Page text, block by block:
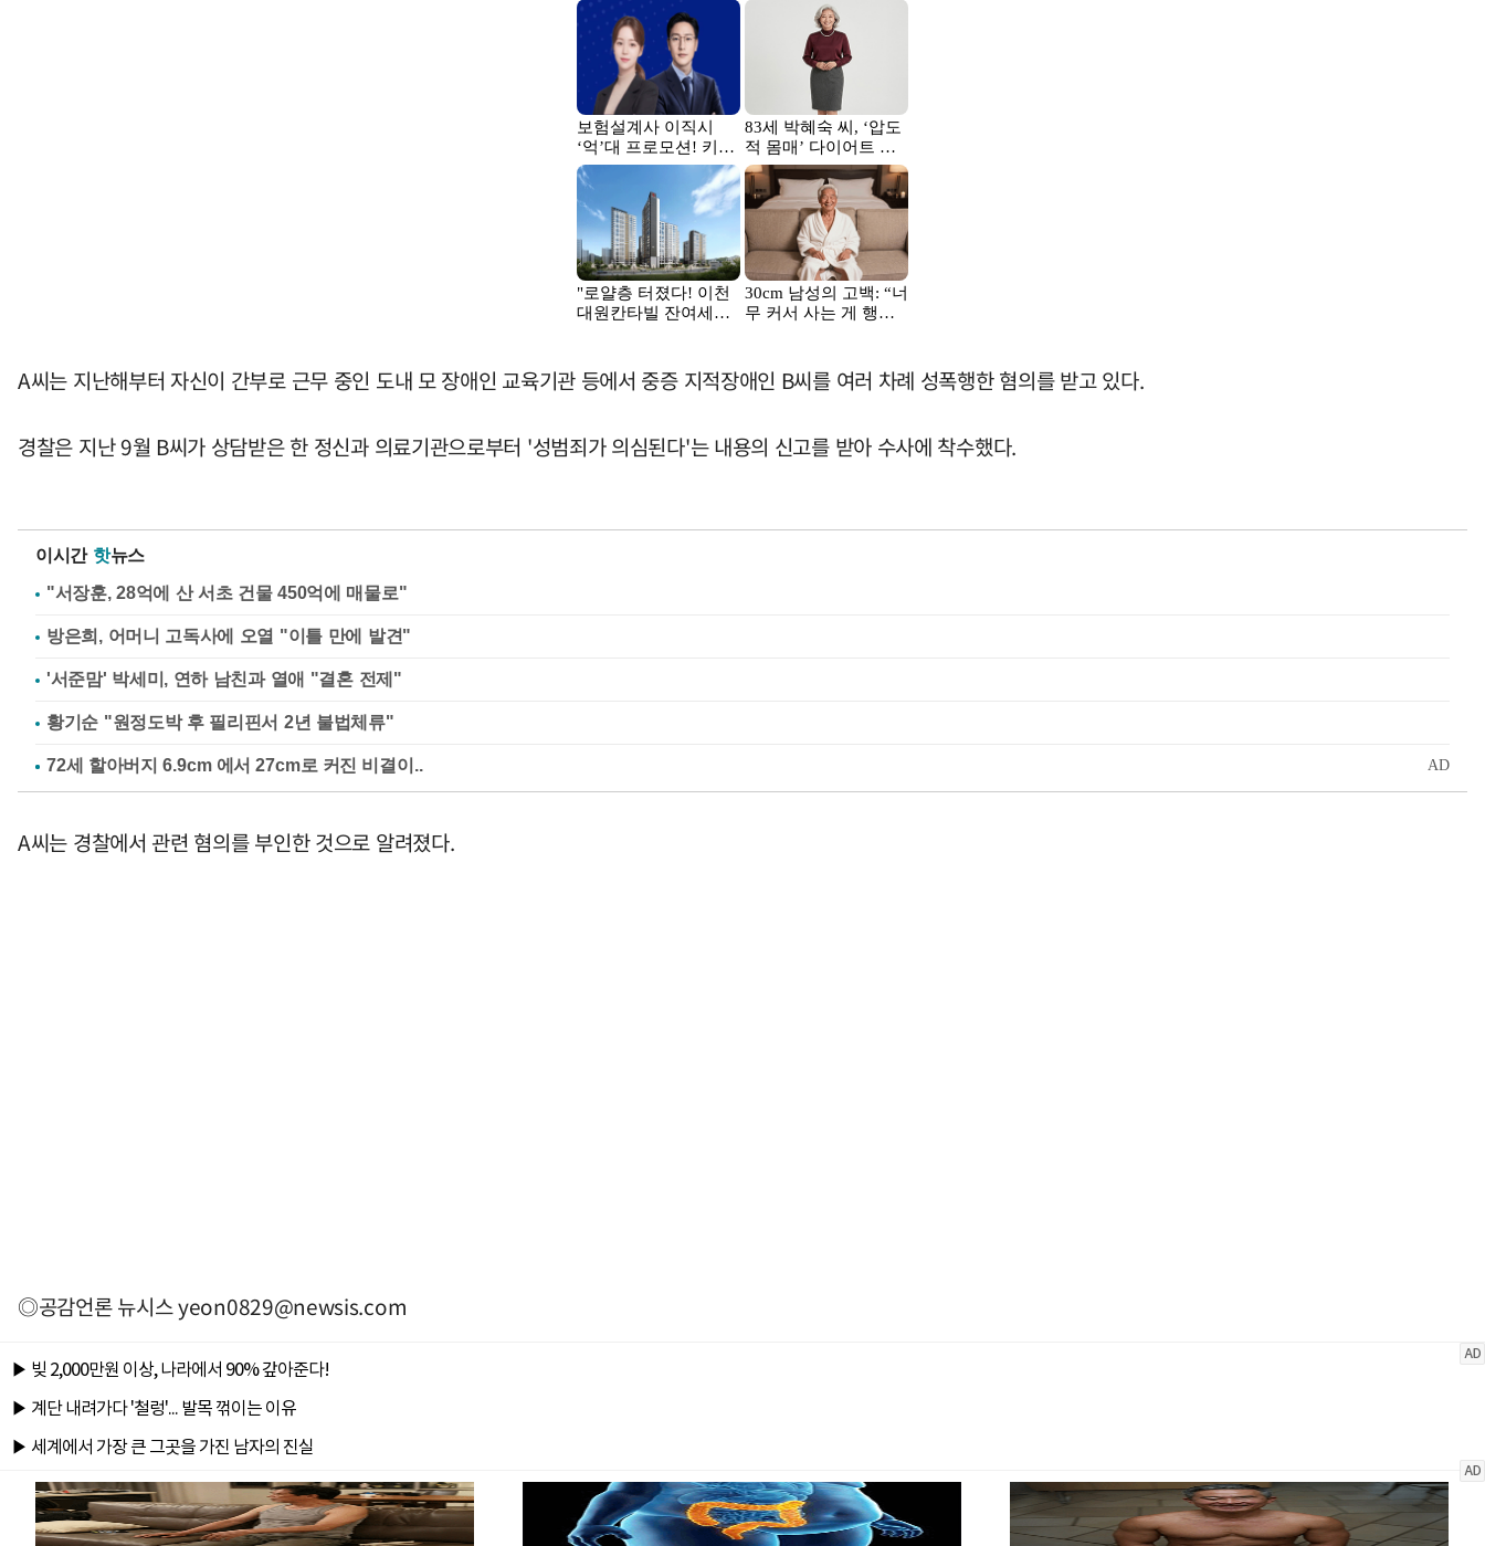
A씨는 지난해부터 자신이 간부로 근무 중인 도내 모 장애인 교육기관 등에서 중증 지적장애인 B씨를 여러 차례 성폭행한 혐의를 받고 있다.
경찰은 지난 9월 B씨가 상담받은 한 정신과 의료기관으로부터 '성범죄가 의심된다'는 내용의 신고를 받아 수사에 착수했다.
이시간 핫뉴스
"서장훈, 28억에 산 서초 건물 450억에 매물로"
방은희, 어머니 고독사에 오열 "이틀 만에 발견"
'서준맘' 박세미, 연하 남친과 열애 "결혼 전제"
황기순 "원정도박 후 필리핀서 2년 불법체류"
A씨는 경찰에서 관련 혐의를 부인한 것으로 알려졌다.
◎공감언론 뉴시스yeon0829@newsis.com